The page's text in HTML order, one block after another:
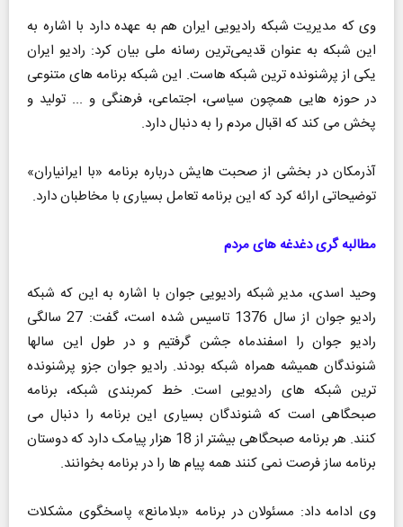
وی که مدیریت شبکه رادیویی ایران هم به عهده دارد با اشاره به
این شبکه به عنوان قدیمی‌ترین رسانه ملی بیان کرد: رادیو ایران
یکی از پرشنونده ترین شبکه هاست. این شبکه برنامه های متنوعی
در حوزه هایی همچون سیاسی، اجتماعی، فرهنگی و ... تولید و
پخش می کند که اقبال مردم را به دنبال دارد.
آذرمکان در بخشی از صحبت هایش درباره برنامه «با ایرانیاران»
توضیحاتی ارائه کرد که این برنامه تعامل بسیاری با مخاطبان دارد.
مطالبه گری دغدغه های مردم
وحید اسدی، مدیر شبکه رادیویی جوان با اشاره به این که شبکه
رادیو جوان از سال 1376 تاسیس شده است، گفت: 27 سالگی
رادیو جوان را اسفندماه جشن گرفتیم و در طول این سالها
شنوندگان همیشه همراه شبکه بودند. رادیو جوان جزو پرشنونده
ترین شبکه های رادیویی است. خط کمربندی شبکه، برنامه
صبحگاهی است که شنوندگان بسیاری این برنامه را دنبال می
کنند. هر برنامه صبحگاهی بیشتر از 18 هزار پیامک دارد که دوستان
برنامه ساز فرصت نمی کنند همه پیام ها را در برنامه بخوانند.
وی ادامه داد: مسئولان در برنامه «بلامانع» پاسخگوی مشکلات